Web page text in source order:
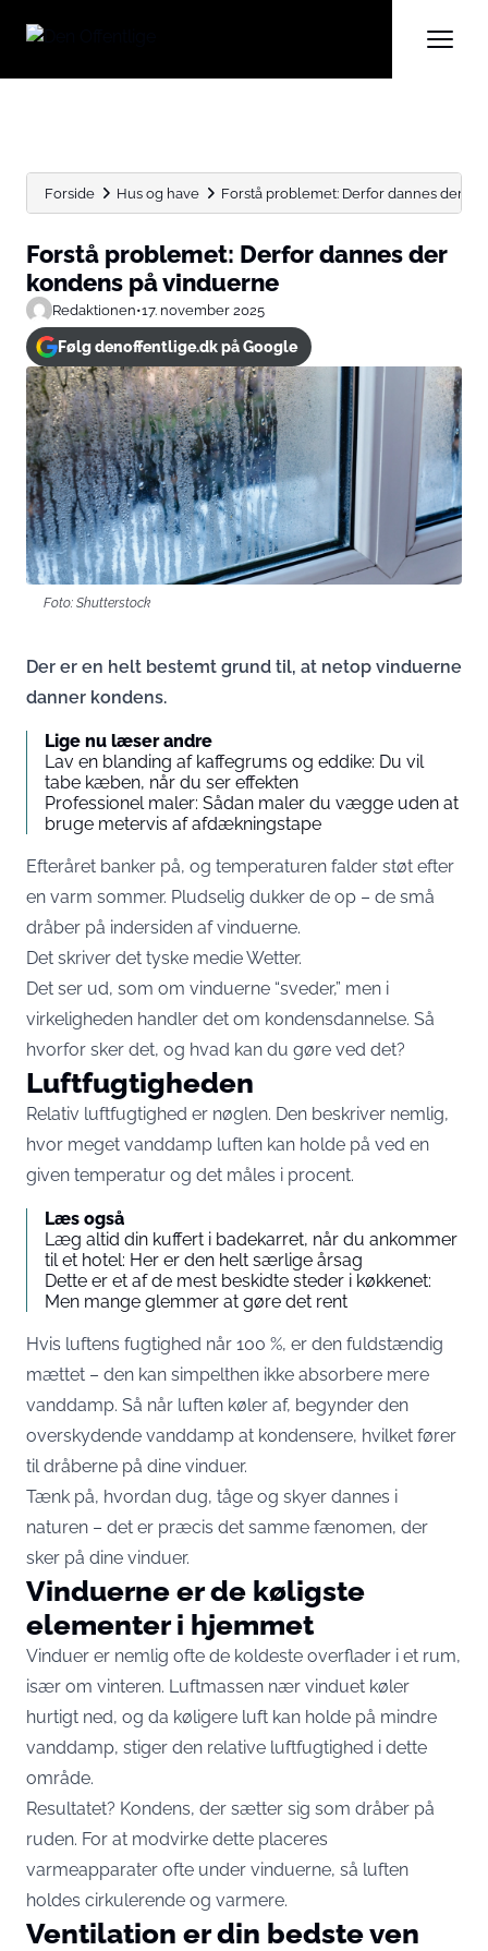
Forside Hus og have Forstå problemet: Derfor dannes der
Forstå problemet: Derfor dannes der
kondens på vinduerne
Redaktionen•17. november 2025
Følg denoffentlige.dk på Google
Foto: Shutterstock
Der er en helt bestemt grund til, at netop vinduerne
danner kondens.
Lige nu læser andre
Lav en blanding af kaffegrums og eddike: Du vil
tabe kæben, når du ser effekten
Professionel maler: Sådan maler du vægge uden at
bruge metervis af afdækningstape
Efteråret banker på, og temperaturen falder støt efter
en varm sommer. Pludselig dukker de op – de små
dråber på indersiden af vinduerne.
Det skriver det tyske medieWetter.
Det ser ud, som om vinduerne “sveder,” men i
virkeligheden handler det om kondensdannelse. Så
hvorfor sker det, og hvad kan du gøre ved det?
Luftfugtigheden
Relativ luftfugtighed er nøglen. Den beskriver nemlig,
hvor meget vanddamp luften kan holde på ved en
given temperatur og det måles i procent.
Læs også
Læg altid din kuffert i badekarret, når du ankommer
til et hotel: Her er den helt særlige årsag
Dette er et af de mest beskidte steder i køkkenet:
Men mange glemmer at gøre det rent
Hvis luftens fugtighed når 100 %, er den fuldstændig
mættet – den kan simpelthen ikke absorbere mere
vanddamp. Så når luften køler af, begynder den
overskydende vanddamp at kondensere, hvilket fører
til dråberne på dine vinduer.
Tænk på, hvordan dug, tåge og skyer dannes i
naturen – det er præcis det samme fænomen, der
sker på dine vinduer.
Vinduerne er de køligste
elementer i hjemmet
Vinduer er nemlig ofte de koldeste overflader i et rum,
især om vinteren. Luftmassen nær vinduet køler
hurtigt ned, og da køligere luft kan holde på mindre
vanddamp, stiger den relative luftfugtighed i dette
område.
Resultatet? Kondens, der sætter sig som dråber på
ruden. For at modvirke dette placeres
varmeapparater ofte under vinduerne, så luften
holdes cirkulerende og varmere.
Ventilation er din bedste ven